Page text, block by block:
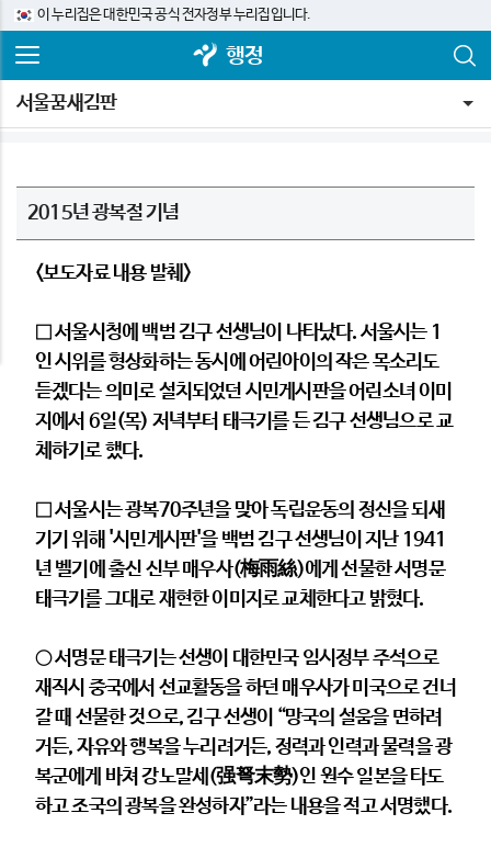
이 누리집은 대한민국 공식 전자정부 누리집입니다.
행정
서울꿈새김판
2015년 광복절 기념
<보도자료 내용 발췌>
□ 서울시청에 백범 김구 선생님이 나타났다. 서울시는 1
인 시위를 형상화하는 동시에 어린아이의 작은 목소리도
듣겠다는 의미로 설치되었던 시민게시판을 어린소녀 이미
지에서 6일(목) 저녁부터 태극기를 든 김구 선생님으로 교
체하기로 했다.
□ 서울시는 광복70주년을 맞아 독립운동의 정신을 되새
기기 위해 '시민게시판'을 백범 김구 선생님이 지난 1941
년 벨기에 출신 신부 매우사(梅雨絲)에게 선물한 서명문
태극기를 그대로 재현한 이미지로 교체한다고 밝혔다.
○ 서명문 태극기는 선생이 대한민국 임시정부 주석으로
재직시 중국에서 선교활동을 하던 매우사가 미국으로 건너
갈 때 선물한 것으로, 김구 선생이 “망국의 설움을 면하려
거든, 자유와 행복을 누리려거든, 정력과 인력과 물력을 광
복군에게 바쳐 강노말세(强弩末勢)인 원수 일본을 타도
하고 조국의 광복을 완성하자”라는 내용을 적고 서명했다.